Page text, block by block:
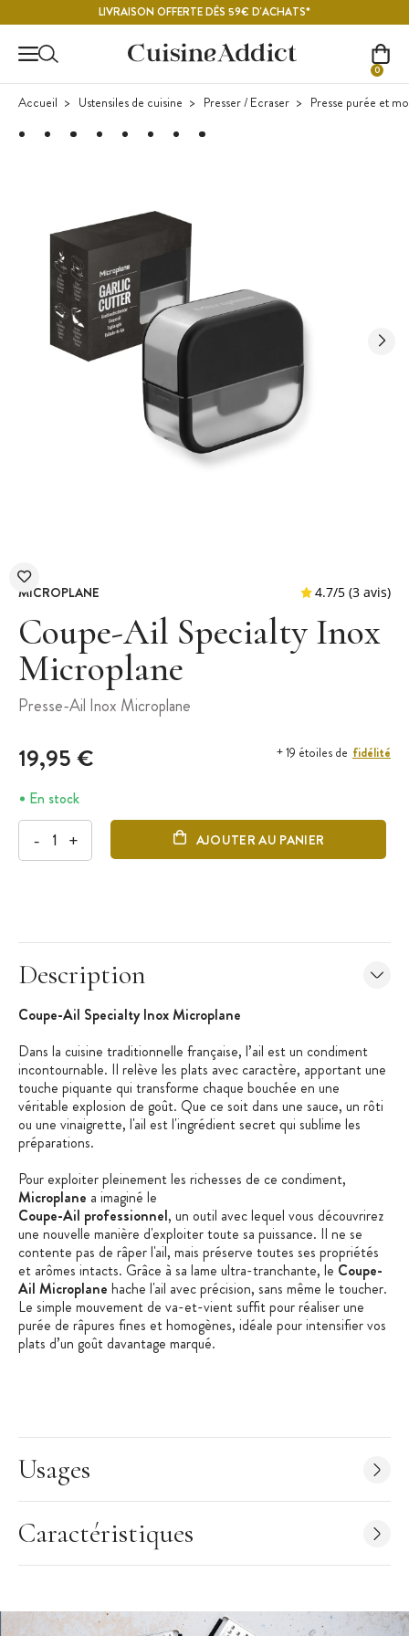
LIVRAISON OFFERTE DÈS 59€ D'ACHATS*
0
Accueil Ustensiles de cuisine Presser / Ecraser Presse purée et
MICROPLANE
Coupe-Ail Specialty Inox
Microplane
Presse-Ail Inox Microplane
19,95 € + 19 étoiles de fidélité
En stock
- + AJOUTER AU PANIER
Description
Coupe-Ail Specialty Inox Microplane
Dans la cuisine traditionnelle française, l’ail est un condiment
incontournable. Il relève les plats avec caractère, apportant une
touche piquante qui transforme chaque bouchée en une
véritable explosion de goût. Que ce soit dans une sauce, un rôti
ou une vinaigrette, l'ail est l'ingrédient secret qui sublime les
préparations.
Pour exploiter pleinement les richesses de ce condiment,
Microplane a imaginé le
Coupe-Ail professionnel, un outil avec lequel vous découvrirez
une nouvelle manière d'exploiter toute sa puissance. Il ne se
contente pas de râper l'ail, mais préserve toutes ses propriétés
et arômes intacts. Grâce à sa lame ultra-tranchante, le Coupe-
Ail Microplane hache l'ail avec précision, sans même le toucher.
Le simple mouvement de va-et-vient suffit pour réaliser une
purée de râpures fines et homogènes, idéale pour intensifier vos
plats d’un goût davantage marqué.
impressionner vos convives. Imaginez un beurre à l’ail,
d’escargots ou de fruits de mer, pour des saveurs irrésistibles !
Nb : Pour un résultat optimal, nous vous recommandons
d’ajouter jusqu’à 2 à 3 gousses d’ail à la fois. À l’aide d’un petit
grattoir fourni avec lepresse-ail professionnel,
récupérer chaque petit morceau d'ail râpé, pour sublimer vos
Les + produit :
Usages
Caractéristiques